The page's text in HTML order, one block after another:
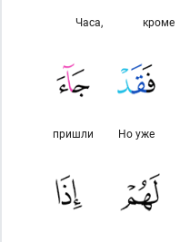
кроме
Часа,
Но уже
пришли